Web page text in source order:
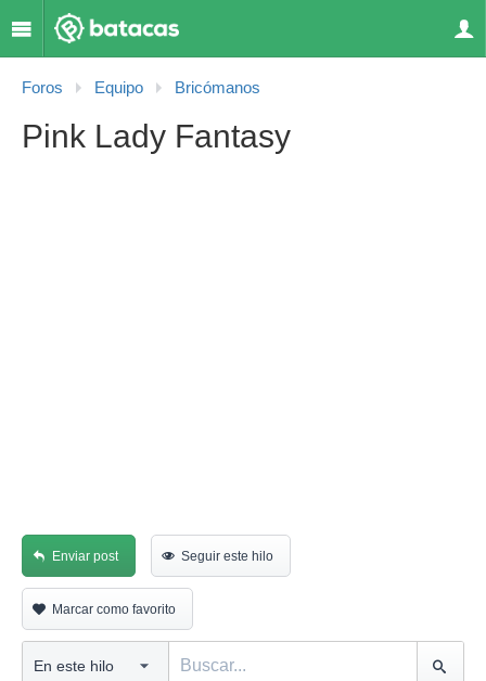
Foros Equipo Bricómanos
Pink Lady Fantasy
Enviar post Seguir este hilo
Marcar como favorito